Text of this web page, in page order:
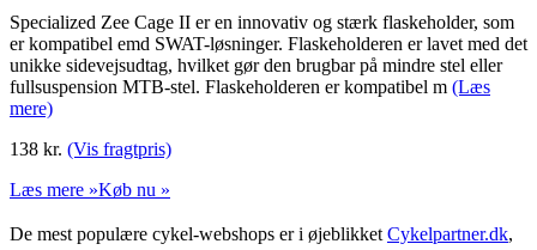
Specialized Zee Cage II er en innovativ og stærk flaskeholder, som
er kompatibel emd SWAT-løsninger. Flaskeholderen er lavet med det
unikke sidevejsudtag, hvilket gør den brugbar på mindre stel eller
fullsuspension MTB-stel. Flaskeholderen er kompatibel m (Læs
mere)
138 kr. (Vis fragtpris)
Læs mere »Køb nu »
De mest populære cykel-webshops er i øjeblikket Cykelpartner.dk,